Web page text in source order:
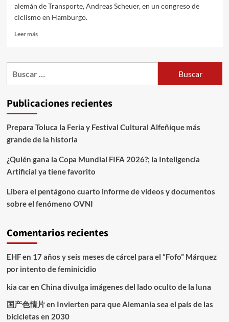
alemán de Transporte, Andreas Scheuer, en un congreso de
ciclismo en Hamburgo.
Leer más
Publicaciones recientes
Prepara Toluca la Feria y Festival Cultural Alfeñique más
grande de la historia
¿Quién gana la Copa Mundial FIFA 2026?; la Inteligencia
Artificial ya tiene favorito
Libera el pentágono cuarto informe de videos y documentos
sobre el fenómeno OVNI
Comentarios recientes
EHFen 17 años y seis meses de cárcel para el “Fofo” Márquez
por intento de feminicidio
kia caren China divulga imágenes del lado oculto de la luna
国产色情片en Invierten para que Alemania sea el país de las
bicicletas en 2030